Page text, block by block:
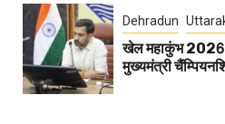
Dehradun
खेल महाकुंभ
मुख्यमंत्री